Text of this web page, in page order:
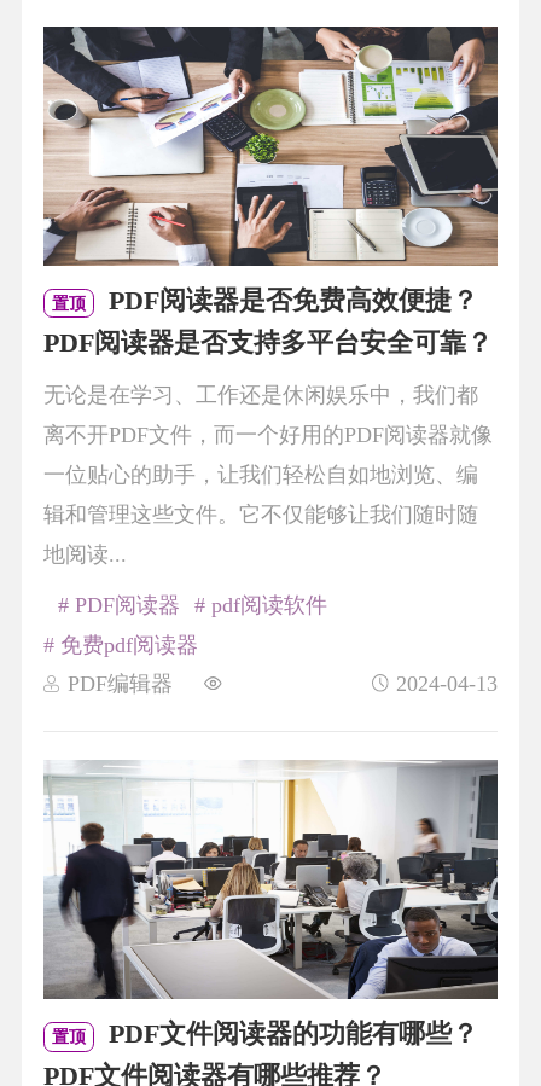
置顶
PDF阅读器是否免费高效便捷？
PDF阅读器是否支持多平台安全可靠？
无论是在学习、工作还是休闲娱乐中，我们都
离不开PDF文件，而一个好用的PDF阅读器就像
一位贴心的助手，让我们轻松自如地浏览、编
辑和管理这些文件。它不仅能够让我们随时随
地阅读...
PDF编辑器 2024-04-13
# PDF阅读器
# pdf阅读软件
# 免费pdf阅读器
置顶
PDF文件阅读器的功能有哪些？
PDF文件阅读器有哪些推荐？